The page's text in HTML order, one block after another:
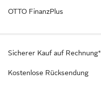
OTTO FinanzPlus
Sicherer Kauf auf Rechnung*
Kostenlose Rücksendung